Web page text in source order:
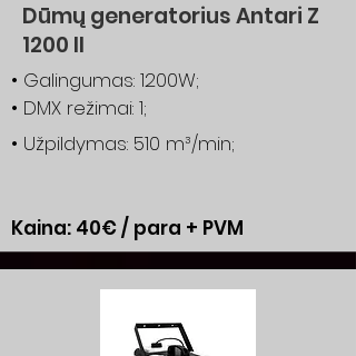
Dūmų generatorius Antari Z
1200 II
• Galingumas: 1200W;
• DMX režimai: 1;
• Užpildymas: 510 m³/min;
Kaina: 40€ / para + PVM